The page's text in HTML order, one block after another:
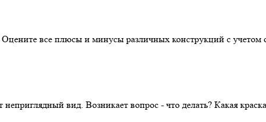
все плюсы и минусы различных конструкций с
вид. Возникает вопрос - что делать? Какая